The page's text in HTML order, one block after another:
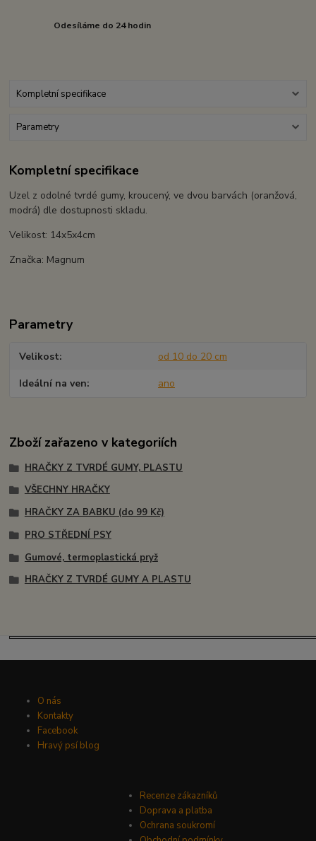
Odesíláme do 24 hodin
Kompletní specifikace
Parametry
Kompletní specifikace
Uzel z odolné tvrdé gumy, kroucený, ve dvou barvách (oranžová,
modrá) dle dostupnosti skladu.
Velikost: 14x5x4cm
Značka: Magnum
Parametry
Velikost od 10 do 20 cm
Ideální na ven ano
Zboží zařazeno v kategoriích
HRAČKY Z TVRDÉ GUMY, PLASTU
VŠECHNY HRAČKY
HRAČKY ZA BABKU (do 99 Kč)
PRO STŘEDNÍ PSY
Gumové, termoplastická pryž
HRAČKY Z TVRDÉ GUMY A PLASTU
O nás
Kontakty
Facebook
Hravý psí blog
Recenze zákazníků
Doprava a platba
Ochrana soukromí